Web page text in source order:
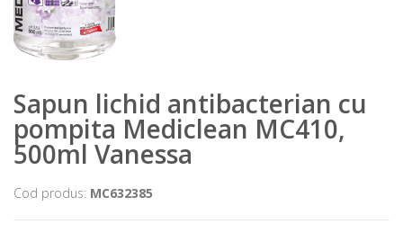
Sapun lichid antibacterian cu
pompita Mediclean MC410,
500ml Vanessa
Cod produs: MC632385